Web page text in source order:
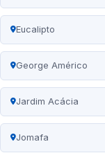
Eucalipto
George Américo
Jardim Acácia
Jomafa